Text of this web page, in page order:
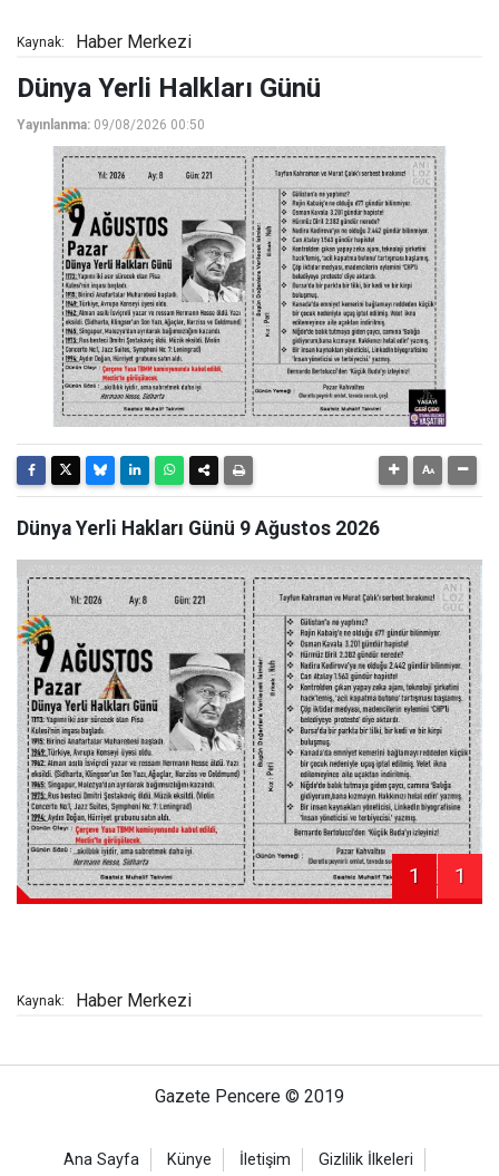
Kaynak: Haber Merkezi
Dünya Yerli Halkları Günü
Yayınlanma: 09/08/2026 00:50
Dünya Yerli Hakları Günü 9 Ağustos 2026
1 1
Kaynak: Haber Merkezi
Gazete Pencere © 2019
Ana Sayfa Künye İletişim Gizlilik İlkeleri